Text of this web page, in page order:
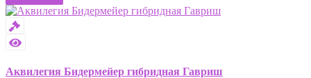
Аквилегия Бидермейер гибридная Гавриш